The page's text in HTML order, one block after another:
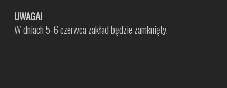
UWAGA!
W dniach 5-6 czerwca zakład będzie zamknięty.